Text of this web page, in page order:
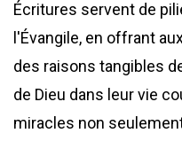
Écritures servent de
l'Évangile, en offrant
des raisons tangibles
de Dieu dans leur vie
miracles non